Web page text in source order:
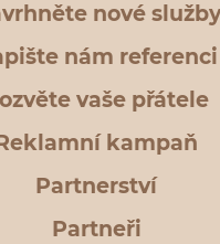
nové služby
nám referenci
vaše přátele
kampaň
Partnerství
Partneři